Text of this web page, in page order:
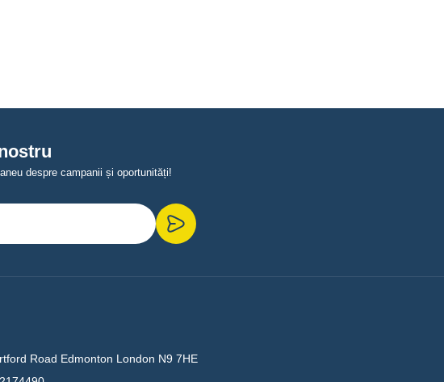
despre campanii și oportunități!
Road Edmonton London N9 7HE